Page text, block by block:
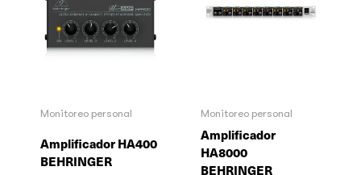
Monitoreo personal
Amplificador HA400
BEHRINGER
Monitoreo personal
Amplificador
HA8000
BEHRINGER